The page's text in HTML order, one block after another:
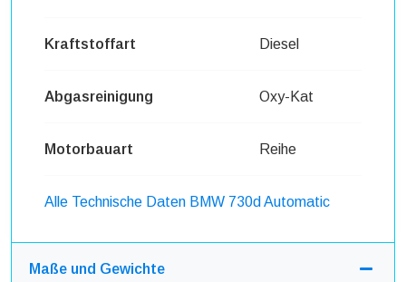
Kraftstoffart Diesel
Abgasreinigung Oxy-Kat
Motorbauart Reihe
Alle Technische Daten BMW 730d Automatic
Maße und Gewichte